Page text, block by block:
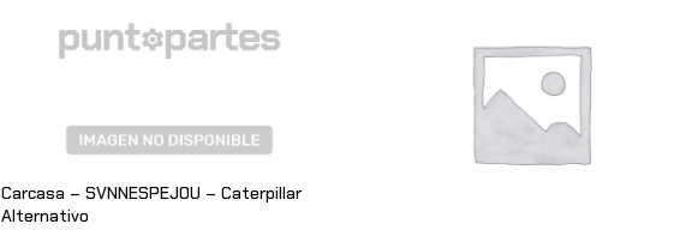
Carcasa – SVNNESPEJOU – Caterpillar
Alternativo